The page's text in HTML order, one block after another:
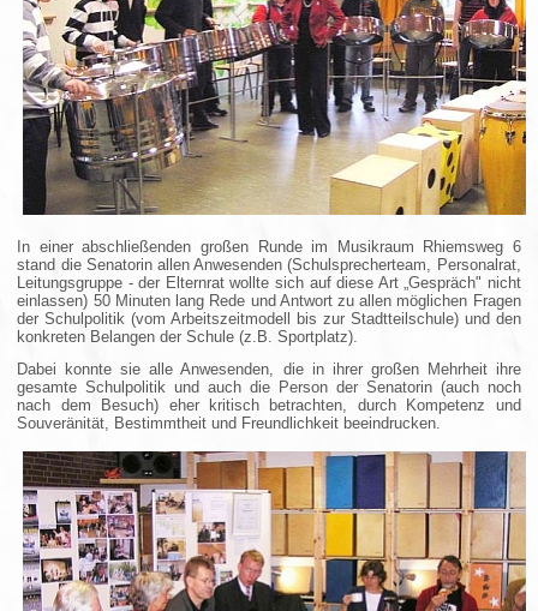
In einer abschließenden großen Runde im Musikraum Rhiemsweg 6
stand die Senatorin allen Anwesenden (Schulsprecherteam, Personalrat,
Leitungsgruppe - der Elternrat wollte sich auf diese Art „Gespräch" nicht
einlassen) 50 Minuten lang Rede und Antwort zu allen möglichen Fragen
der Schulpolitik (vom Arbeitszeitmodell bis zur Stadtteilschule) und den
konkreten Belangen der Schule (z.B. Sportplatz).
Dabei konnte sie alle Anwesenden, die in ihrer großen Mehrheit ihre
gesamte Schulpolitik und auch die Person der Senatorin (auch noch
nach dem Besuch) eher kritisch betrachten, durch Kompetenz und
Souveränität, Bestimmtheit und Freundlichkeit beeindrucken.